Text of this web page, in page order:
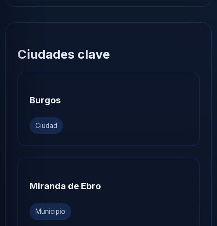
Ciudades clave
Burgos
Ciudad
Miranda de Ebro
Municipio